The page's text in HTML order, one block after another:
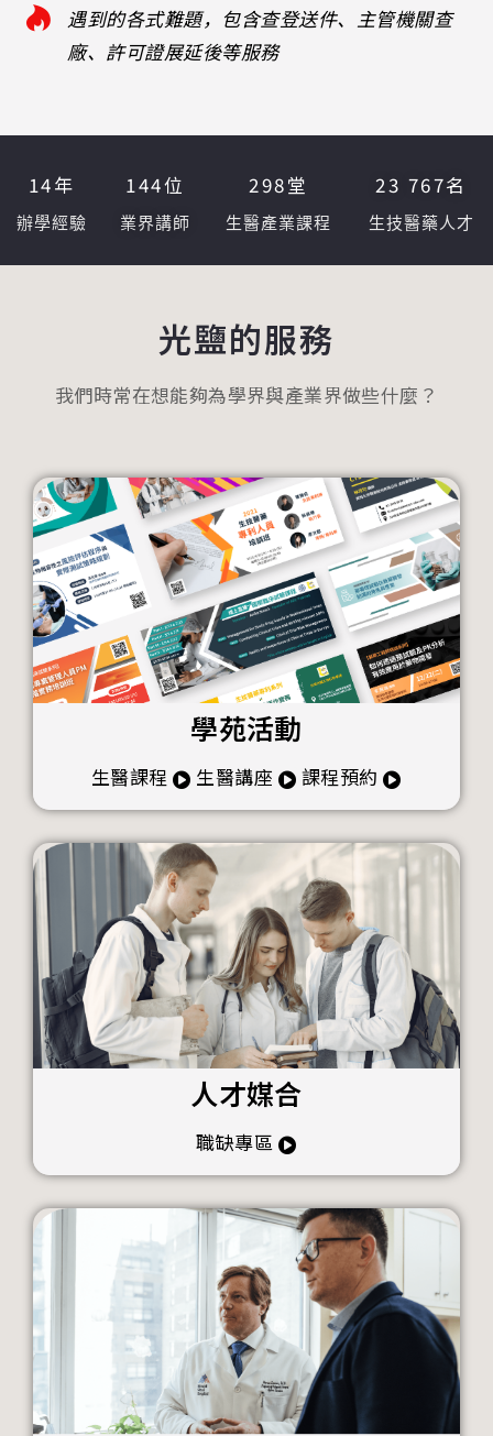
遇到的各式難題，包含查登送件、主管機關查
廠、許可證展延後等服務
辦學經驗
14年
業界講師
144位
生醫產業課程
298堂
生技醫藥人才
23 767名
光鹽的服務
我們時常在想能夠為學界與產業界做些什麼？
學苑活動
生醫課程 生醫講座 課程預約
人才媒合
職缺專區